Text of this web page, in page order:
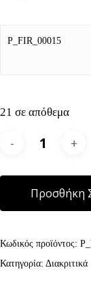
P_FIR_00015
21 σε απόθεμα
Προσθήκη
Κωδικός προϊόντος:
Κατηγορία: Διακριτικά